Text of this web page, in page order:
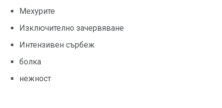
Мехурите
Изключително зачервяване
Интензивен сърбеж
болка
нежност